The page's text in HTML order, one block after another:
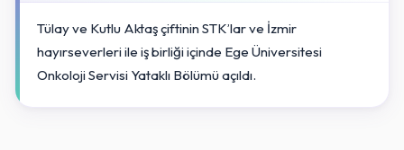
Tülay ve Kutlu Aktaş çiftinin STK’lar ve İzmir
hayırseverleri ile iş birliği içinde Ege Üniversitesi
Onkoloji Servisi Yataklı Bölümü açıldı.